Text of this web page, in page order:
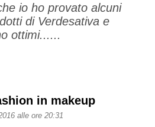
io ho provato alcuni
di Verdesativa e
ottimi......
in makeup
alle ore 20:31